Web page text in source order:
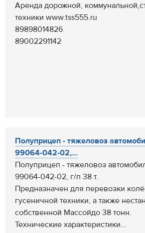
Аренда дорожной,
техники www.tss555.ru
89898014826
89002291142
Полуприцеп - тяжеловоз
99064-042-02,...
Полуприцеп - тяжеловоз
99064-042-02, г/п 38 т.
Предназначен для перевозки
гусеничной техники, а также
собственной Массойдо 38 тонн.
Технические характеристики...